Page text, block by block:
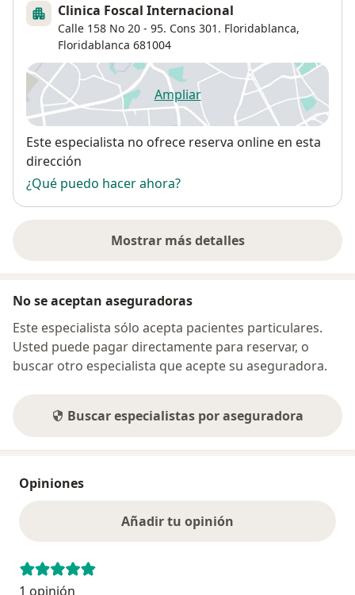
Clinica Foscal Internacional
Calle 158 No 20 - 95. Cons 301. Floridablanca,
Floridablanca 681004
Ampliarse abre en una nueva
Disponibilidad
Este especialista no ofrece reserva online en esta
dirección
¿Qué puedo hacer ahora?
Mostrar más detalles
sobre la dirección
No se aceptan aseguradoras
Este especialista sólo acepta pacientes particulares.
Usted puede pagar directamente para reservar, o
buscar otro especialista que acepte su aseguradora.
Buscar especialistas por aseguradora
Opiniones
Añadir tu opinión
1 opinión